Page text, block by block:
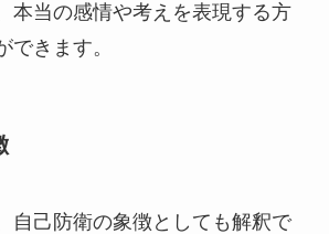
本当の感情や考えを表現する方
できます。
自己防衛の象徴としても解釈で